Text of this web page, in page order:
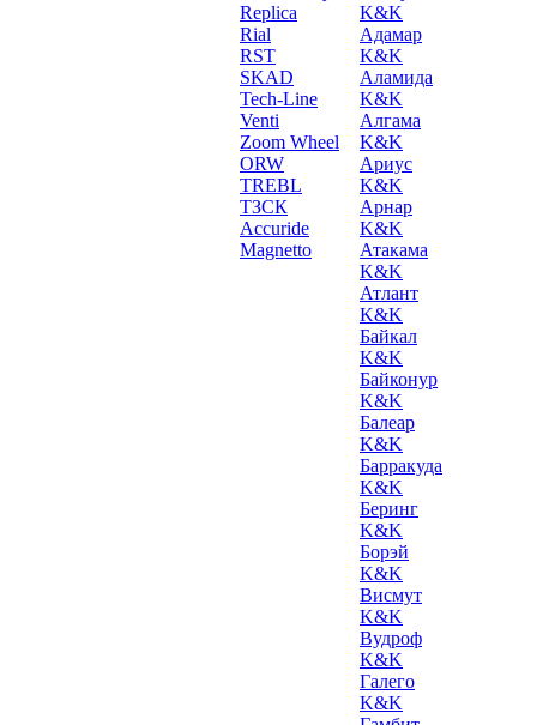
Replica
Rial
RST
SKAD
Tech-Line
Venti
Zoom Wheel
ORW
TREBL
ТЗСК
Accuride
Magnetto
K&K
Адамар
K&K
Аламида
K&K
Алгама
K&K
Ариус
K&K
Арнар
K&K
Атакама
K&K
Атлант
K&K
Байкал
K&K
Байконур
K&K
Балеар
K&K
Барракуда
K&K
Беринг
K&K
Борэй
K&K
Висмут
K&K
Вудроф
K&K
Галего
K&K